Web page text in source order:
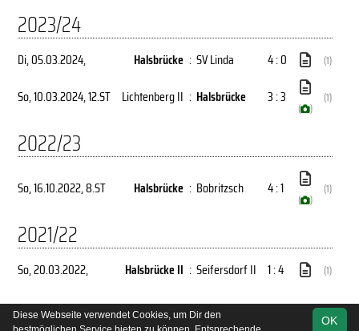
2023/24
Di, 05.03.2024, Halsbrücke : SV Linda 4 : 0 (1)
So, 10.03.2024, 12.ST Lichtenberg II : Halsbrücke 3 : 3
( )
(1)
2022/23
So, 16.10.2022, 8.ST Halsbrücke : Bobritzsch 4 : 1
( )
(1)
2021/22
So, 20.03.2022, Halsbrücke II : Seifersdorf II 1 : 4 (1)
soccero.de OK
Diese Webseite verwendet Cookies, um Dir den